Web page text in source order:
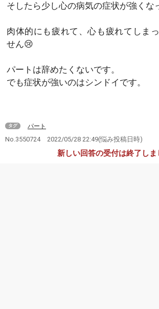
そしたら少し心の病気の症状が強くな
肉体的にも疲れて、心も疲れてしま
せん😢
パートは辞めたくないです。
でも症状が強いのはシンドイです。
タグ パート
No.3550724 2022/05/28 22:49(悩み投稿日時)
新しい回答の受付は終了しま